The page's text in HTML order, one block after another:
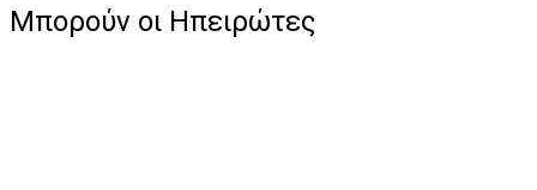
Μπορούν οι Ηπειρώτες